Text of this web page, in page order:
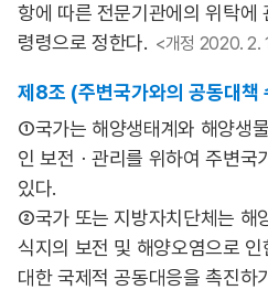
항에 따른 전문기관에의 위탁에
령령으로 정한다. <개정 2020. 2.
제8조 (주변국가와의 공동대책
①국가는 해양생태계와 해양생
인 보전ㆍ관리를 위하여 주변국
있다.
②국가 또는 지방자치단체는 해
식지의 보전 및 해양오염으로 인
대한 국제적 공동대응을 촉진하